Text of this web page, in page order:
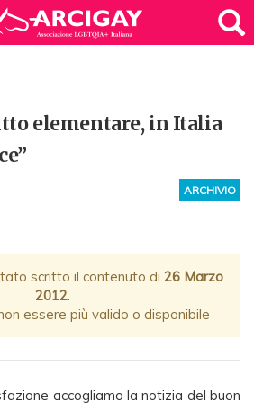
elementare, in Italia
ARCHIVIO
scritto il contenuto di 26 Marzo
2012.
essere più valido o disponibile
accogliamo la notizia del buon